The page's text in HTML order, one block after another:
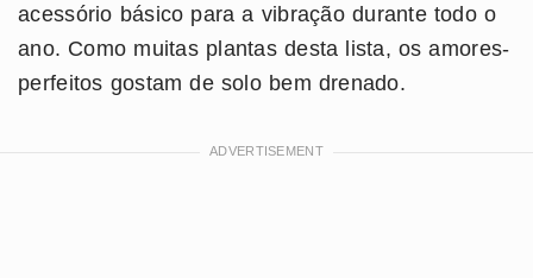
acessório básico para a vibração durante todo o
ano. Como muitas plantas desta lista, os amores-
perfeitos gostam de solo bem drenado.